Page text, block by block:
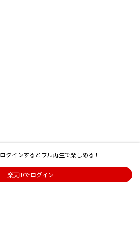
ログインするとフル再生で楽しめる！
楽天IDでログイン